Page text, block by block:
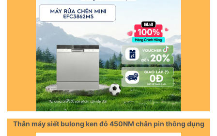
Thân máy siết bulong ken đỏ 450NM chân pin thông dụng